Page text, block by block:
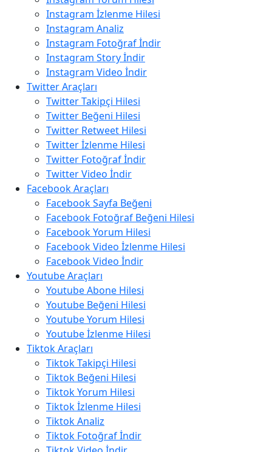
Instagram İzlenme Hilesi
Instagram Analiz
Instagram Fotoğraf İndir
Instagram Story İndir
Instagram Video İndir
Twitter Araçları
Twitter Takipçi Hilesi
Twitter Beğeni Hilesi
Twitter Retweet Hilesi
Twitter İzlenme Hilesi
Twitter Fotoğraf İndir
Twitter Video İndir
Facebook Araçları
Facebook Sayfa Beğeni
Facebook Fotoğraf Beğeni Hilesi
Facebook Yorum Hilesi
Facebook Video İzlenme Hilesi
Facebook Video İndir
Youtube Araçları
Youtube Abone Hilesi
Youtube Beğeni Hilesi
Youtube Yorum Hilesi
Youtube İzlenme Hilesi
Tiktok Araçları
Tiktok Takipçi Hilesi
Tiktok Beğeni Hilesi
Tiktok Yorum Hilesi
Tiktok İzlenme Hilesi
Tiktok Analiz
Tiktok Fotoğraf İndir